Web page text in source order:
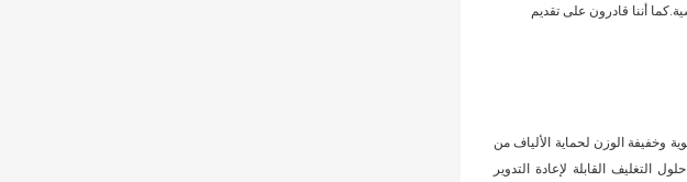
أننا قادرون على تقديم
وخفيفة الوزن لحماية الألياف من
التغليف القابلة لإعادة التدوير